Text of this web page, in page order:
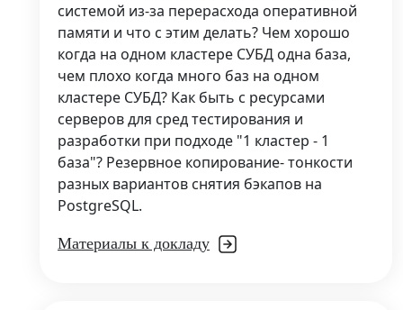
системой из-за перерасхода оперативной
памяти и что с этим делать? Чем хорошо
когда на одном кластере СУБД одна база,
чем плохо когда много баз на одном
кластере СУБД? Как быть с ресурсами
серверов для сред тестирования и
разработки при подходе "1 кластер - 1
база"? Резервное копирование- тонкости
разных вариантов снятия бэкапов на
PostgreSQL.
Материалы к докладу